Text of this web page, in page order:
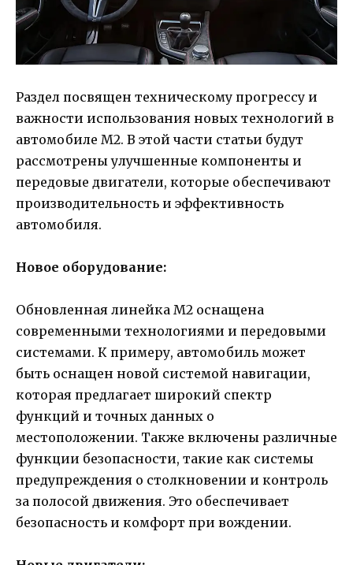
Раздел посвящен техническому прогрессу и
важности использования новых технологий в
автомобиле M2. В этой части статьи будут
рассмотрены улучшенные компоненты и
передовые двигатели, которые обеспечивают
производительность и эффективность
автомобиля.
Новое оборудование:
Обновленная линейка M2 оснащена
современными технологиями и передовыми
системами. К примеру, автомобиль может
быть оснащен новой системой навигации,
которая предлагает широкий спектр
функций и точных данных о
местоположении. Также включены различные
функции безопасности, такие как системы
предупреждения о столкновении и контроль
за полосой движения. Это обеспечивает
безопасность и комфорт при вождении.